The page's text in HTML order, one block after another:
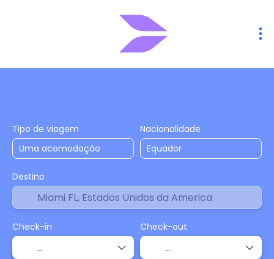
Tipo de viagem Nacionalidade
Destino
Check-in Check-out